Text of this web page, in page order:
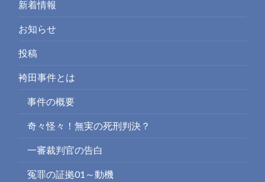
新着情報
お知らせ
投稿
袴田事件とは
事件の概要
奇々怪々！無実の死刑判決？
一審裁判官の告白
冤罪の証拠01～動機